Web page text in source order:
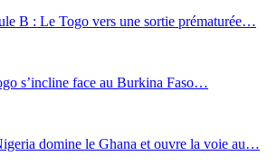
B : Le Togo vers une sortie prématurée…
s’incline face au Burkina Faso…
domine le Ghana et ouvre la voie au…